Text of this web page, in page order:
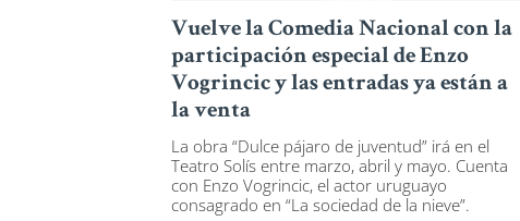
Vuelve la Comedia Nacional con la
participación especial de Enzo
Vogrincic y las entradas ya están a
la venta
La obra “Dulce pájaro de juventud” irá en el
Teatro Solís entre marzo, abril y mayo. Cuenta
con Enzo Vogrincic, el actor uruguayo
consagrado en “La sociedad de la nieve”.